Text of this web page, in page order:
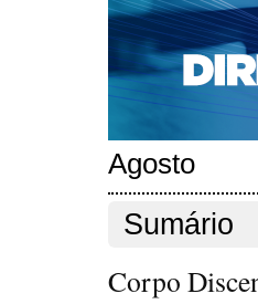
CAPA SOBRE
NOTÍCIAS
Capa>Edições
n. 134
Agosto
Sumário
Corpo